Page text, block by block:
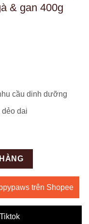
& gan 400g
cầu dinh dưỡng
dai
trên Shopee